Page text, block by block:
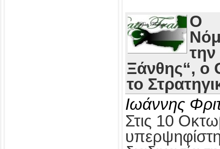
Ο
Ξάνθης“, ο
το
Ιωάννης
Στις 10